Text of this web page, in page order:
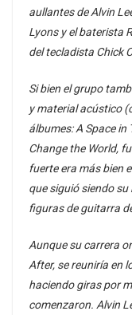
aullantes de Alvin
Lyons y el baterista
del tecladista Chick
Si bien el grupo
y material acústico
álbumes: A Space in
Change the World,
fuerte era más bien
que siguió siendo
figuras de guitarra
Aunque su carrera
After, se reuniría en
haciendo giras por
comenzaron. Alvin